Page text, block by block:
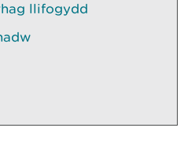
llifogydd